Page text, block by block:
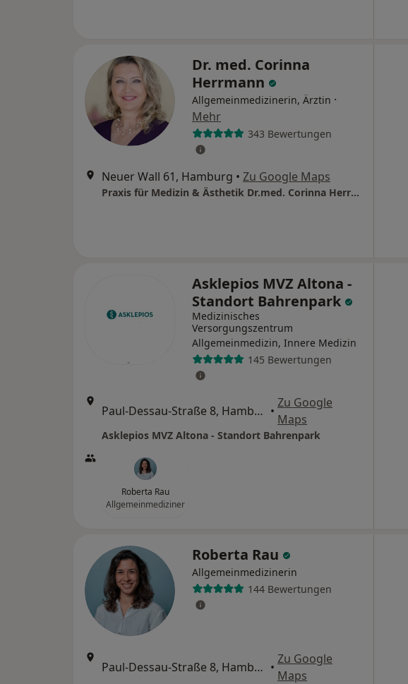
Dr. med. Corinna
Herrmann
Allgemeinmedizinerin, Ärztin ·
Mehr
343 Bewertungen
Neuer Wall 61, Hamburg • Zu Google Maps
Praxis für Medizin & Ästhetik Dr.med. Corinna Herrmann
Asklepios MVZ Altona -
Standort Bahrenpark
Medizinisches
Versorgungszentrum
Allgemeinmedizin, Innere Medizin
145 Bewertungen
Paul-Dessau-Straße 8, Hamburg •
Zu Google
Maps
Asklepios MVZ Altona - Standort Bahrenpark
Roberta Rau
Allgemeinmediziner
Roberta Rau
Allgemeinmedizinerin
144 Bewertungen
Paul-Dessau-Straße 8, Hamburg •
Zu Google
Maps